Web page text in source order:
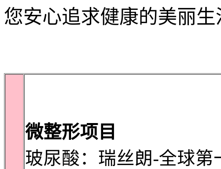
您安心追求健康的美丽
微整形项目
玻尿酸：瑞丝朗-全球